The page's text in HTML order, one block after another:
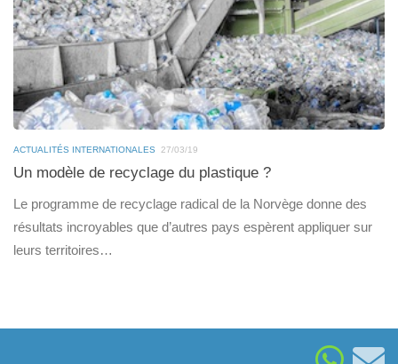
ACTUALITÉS INTERNATIONALES 27/03/19
Un modèle de recyclage du plastique ?
Le programme de recyclage radical de la Norvège donne des
résultats incroyables que d’autres pays espèrent appliquer sur
leurs territoires…